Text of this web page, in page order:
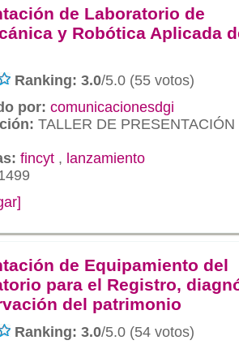
de Laboratorio de
y Robótica Aplicada
Ranking: 3.0/5.0 (55 votos)
por: comunicacionesdgi
TALLER DE
fincyt , lanzamiento
de Equipamiento del
para el Registro,
del patrimonio
Ranking: 3.0/5.0 (54 votos)